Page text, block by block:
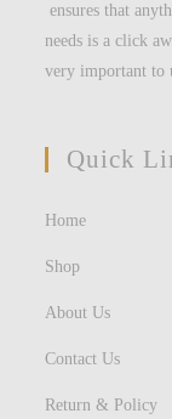
ensures that
needs is a click
very important to
Quick
Home
Shop
About Us
Contact Us
Return & Policy